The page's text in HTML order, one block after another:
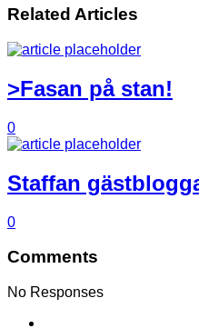
Related Articles
>Fasan på stan!
0
Staffan
0
Comments
No Responses